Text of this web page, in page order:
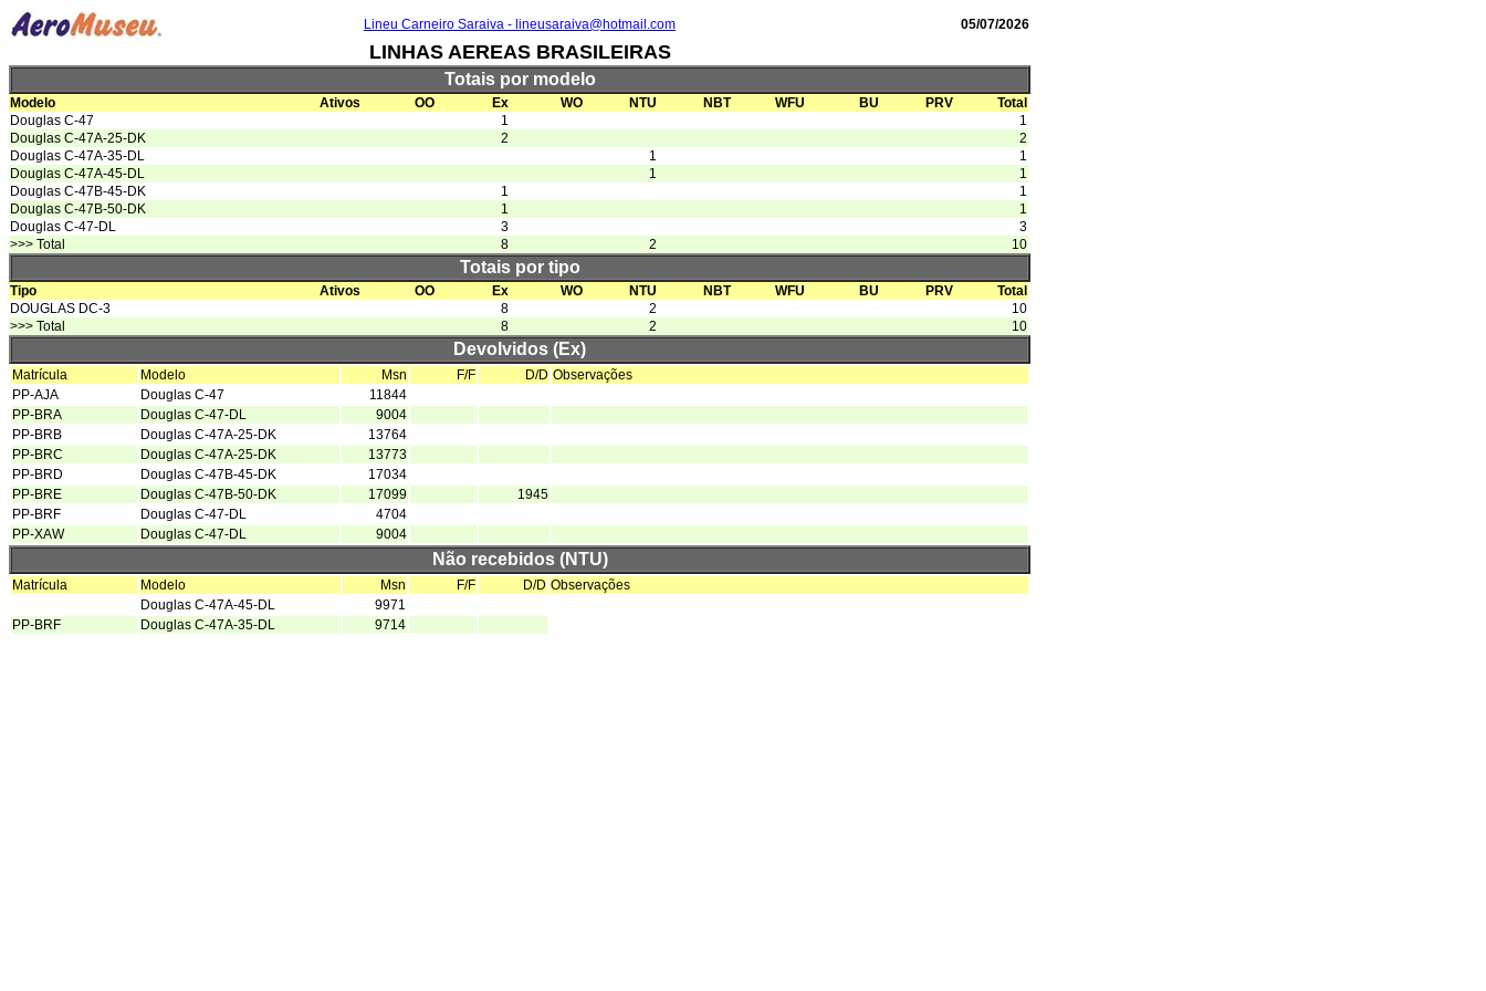
Lineu Carneiro Saraiva - lineusaraiva@hotmail.com 05/07/2026
LINHAS AEREAS BRASILEIRAS
Totais por modelo
Modelo Ativos OO Ex WO NTU NBT WFU BU PRV
Total
Douglas C-47
1
1
Douglas C-47A-25-DK
2
2
Douglas C-47A-35-DL
1
1
Douglas C-47A-45-DL
1
1
Douglas C-47B-45-DK
1
1
Douglas C-47B-50-DK
1
1
Douglas C-47-DL
3
3
>>> Total
8 2 10
Totais por tipo
Tipo Ativos OO Ex WO NTU NBT WFU BU PRV
Total
DOUGLAS DC-3
8 2
10
>>> Total
8 2 10
Devolvidos (Ex)
Matrícula Modelo Msn F/F D/D Observações
PP-AJA
Douglas C-47
11844
PP-BRA
Douglas C-47-DL
9004
PP-BRB
Douglas C-47A-25-DK
13764
PP-BRC
Douglas C-47A-25-DK
13773
PP-BRD
Douglas C-47B-45-DK
17034
PP-BRE
Douglas C-47B-50-DK 17099
1945
PP-BRF
Douglas C-47-DL
4704
PP-XAW
Douglas C-47-DL 9004
Não recebidos (NTU)
Matrícula Modelo Msn F/F D/D Observações
Douglas C-47A-45-DL
9971
PP-BRF
Douglas C-47A-35-DL 9714